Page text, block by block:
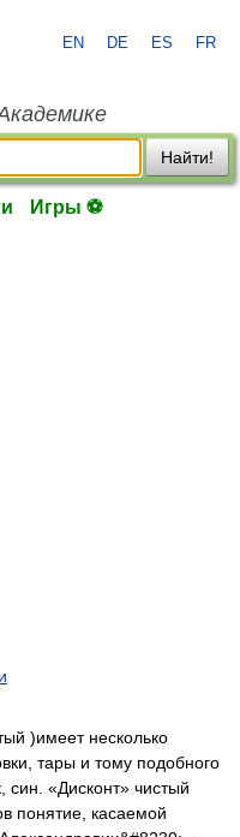
EN DE ES FR
Найти!
Игры ⚽
)имеет несколько
тары и тому подобного
син. «Дисконт» чистый
понятие, касаемой